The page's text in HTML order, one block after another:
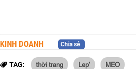
KINH DOANH Chia sẻ
TAG: thời trang Lep’ MEO